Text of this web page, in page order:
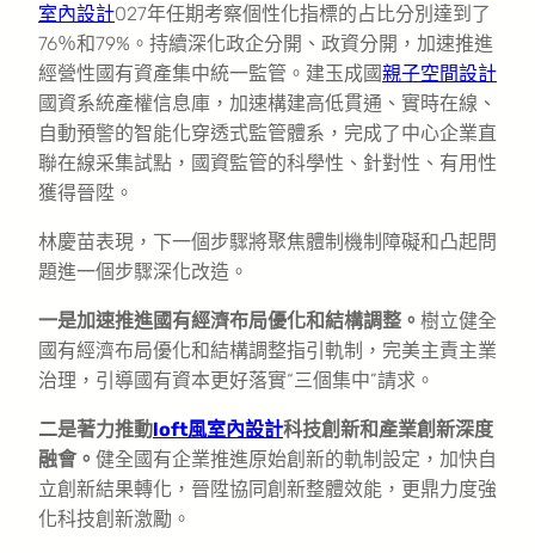
室內設計027年任期考察個性化指標的占比分別達到了
76％和79%。持續深化政企分開、政資分開，加速推進
經營性國有資產集中統一監管。建玉成國親子空間設計
國資系統產權信息庫，加速構建高低貫通、實時在線、
自動預警的智能化穿透式監管體系，完成了中心企業直
聯在線采集試點，國資監管的科學性、針對性、有用性
獲得晉陞。
林慶苗表現，下一個步驟將聚焦體制機制障礙和凸起問
題進一個步驟深化改造。
一是加速推進國有經濟布局優化和結構調整。 樹立健全
國有經濟布局優化和結構調整指引軌制，完美主責主業
治理，引導國有資本更好落實“三個集中”請求。
二是著力推動loft風室內設計科技創新和產業創新深度
融會。 健全國有企業推進原始創新的軌制設定，加快自
立創新結果轉化，晉陞協同創新整體效能，更鼎力度強
化科技創新激勵。